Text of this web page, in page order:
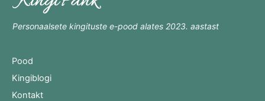
Personaalsete kingituste e-pood alates 2023. aastast
Pood
Kingiblogi
Kontakt